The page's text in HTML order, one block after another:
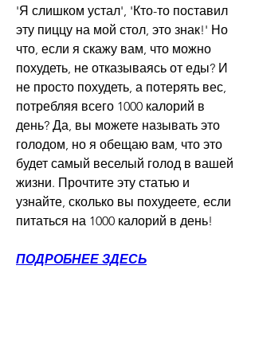
'Я слишком устал', 'Кто-то поставил
эту пиццу на мой стол, это знак!' Но
что, если я скажу вам, что можно
похудеть, не отказываясь от еды? И
не просто похудеть, а потерять вес,
потребляя всего 1000 калорий в
день? Да, вы можете называть это
голодом, но я обещаю вам, что это
будет самый веселый голод в вашей
жизни. Прочтите эту статью и
узнайте, сколько вы похудеете, если
питаться на 1000 калорий в день!
ПОДРОБНЕЕ ЗДЕСЬ